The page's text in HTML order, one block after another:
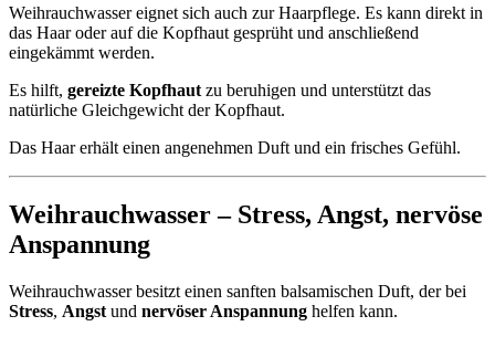
Weihrauchwasser eignet sich auch zur Haarpflege. Es kann direkt in
das Haar oder auf die Kopfhaut gesprüht und anschließend
eingekämmt werden.
Es hilft, gereizte Kopfhaut zu beruhigen und unterstützt das
natürliche Gleichgewicht der Kopfhaut.
Das Haar erhält einen angenehmen Duft und ein frisches Gefühl.
Weihrauchwasser – Stress, Angst, nervöse
Anspannung
Weihrauchwasser besitzt einen sanften balsamischen Duft, der bei
Stress, Angst und nervöser Anspannung helfen kann.